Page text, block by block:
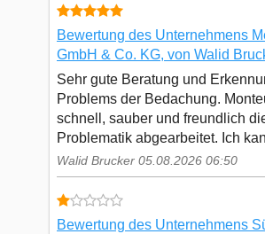
Bewertung des Unternehmens
GmbH & Co. KG, von Walid
Sehr gute Beratung und
Problems der Bedachung.
schnell, sauber und freundlich
Problematik abgearbeitet. Ich
Walid Brucker 05.08.2026 06:50
Bewertung des Unternehmens